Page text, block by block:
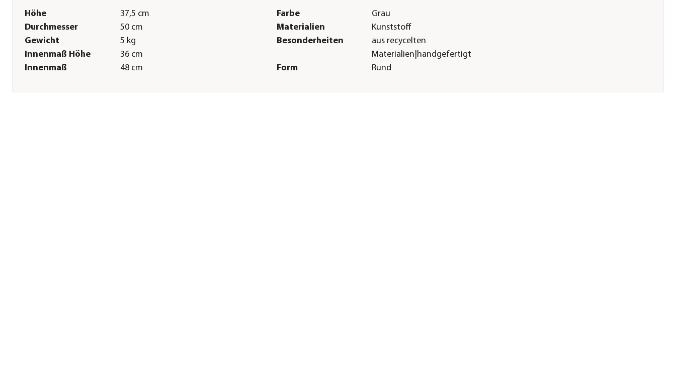
Höhe
37,5 cm
Durchmesser
50 cm
Gewicht
5 kg
Innenmaß Höhe
36 cm
Innenmaß
48 cm
Farbe
Grau
Materialien
Kunststoff
Besonderheiten
aus recycelten
Materialien|handgefertigt
Form
Rund